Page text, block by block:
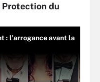
Protection du
: l’arrogance avant la